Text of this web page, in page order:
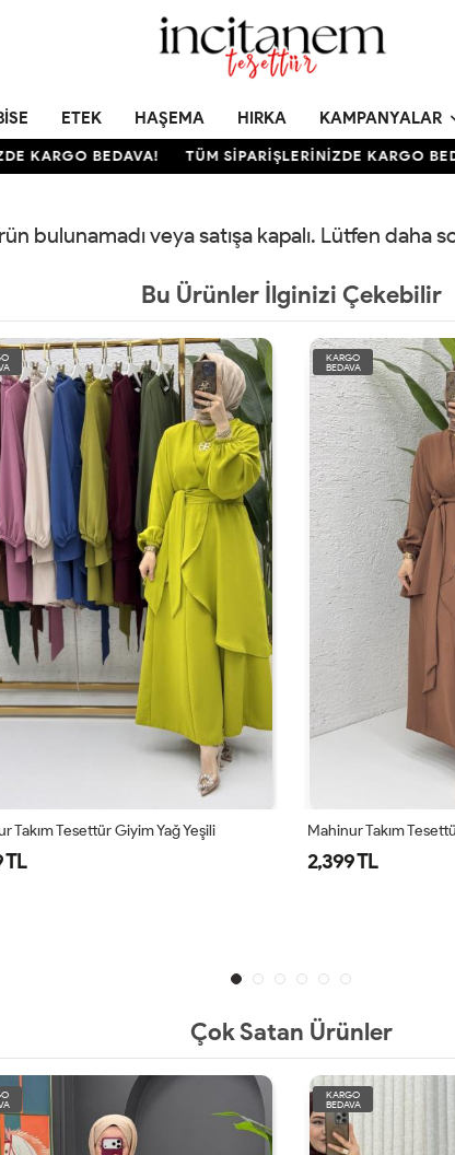
ETEK HAŞEMA HIRKA KAMPANYALAR
KARGO BEDAVA! TÜM SİPARİŞLERİNİZDE KARGO
bulunamadı veya satışa kapalı. Lütfen daha
Bu Ürünler İlginizi Çekebilir
Takım Tesettür Giyim Yağ Yeşili
TL
KARGO
BEDAVA
Mahinur Takım
2,399 TL
Çok Satan Ürünler
KARGO
BEDAVA